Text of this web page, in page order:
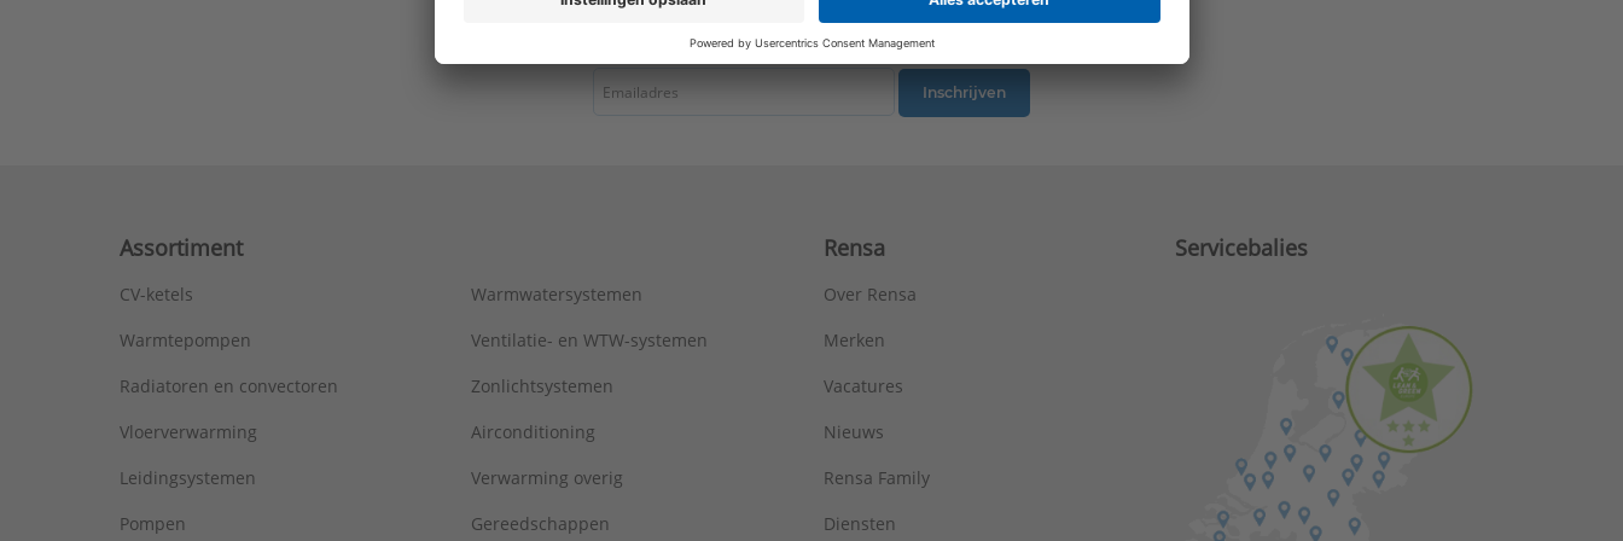
Inschrijven
Assortiment
CV-ketels
Warmtepompen
Radiatoren en convectoren
Vloerverwarming
Leidingsystemen
Pompen
Warmwatersystemen
Ventilatie- en WTW-systemen
Zonlichtsystemen
Airconditioning
Verwarming overig
Gereedschappen
Rensa
Over Rensa
Merken
Vacatures
Nieuws
Rensa Family
Diensten
Servicebalies